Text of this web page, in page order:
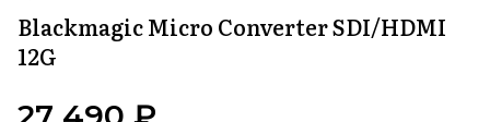
Blackmagic Micro Converter SDI/HDMI
12G